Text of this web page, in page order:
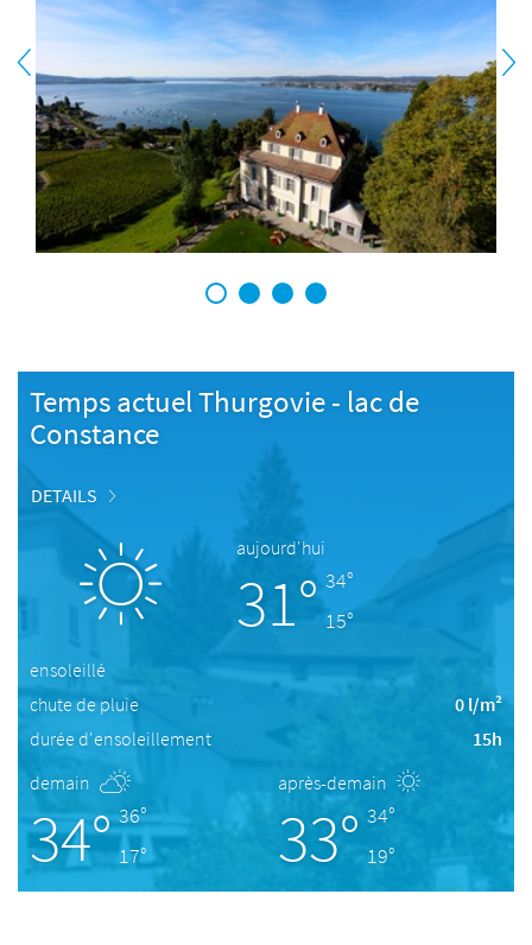
1 2 3 4
Temps actuel Thurgovie - lac de
Constance
DETAILS
aujourd'hui
31° 34°
15°
ensoleillé
chute de pluie
0 l/m²
durée d'ensoleillement
15h
demain
34° 36°
17°
après-demain
33° 34°
19°